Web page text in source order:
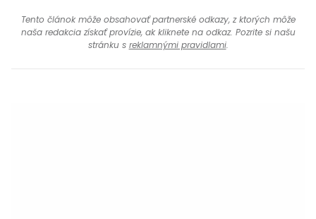
Tento článok môže obsahovať partnerské odkazy, z ktorých môže
naša redakcia získať provízie, ak kliknete na odkaz. Pozrite si našu
stránku s reklamnými pravidlami.